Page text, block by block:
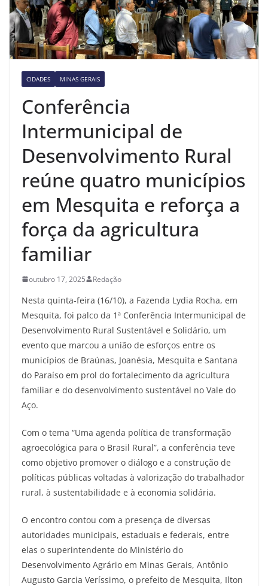
CIDADES MINAS GERAIS
Conferência
Intermunicipal de
Desenvolvimento Rural
reúne quatro municípios
em Mesquita e reforça a
força da agricultura
familiar
outubro 17, 2025 Redação
Nesta quinta-feira (16/10), a Fazenda Lydia Rocha, em
Mesquita, foi palco da 1ª Conferência Intermunicipal de
Desenvolvimento Rural Sustentável e Solidário, um
evento que marcou a união de esforços entre os
municípios de Braúnas, Joanésia, Mesquita e Santana
do Paraíso em prol do fortalecimento da agricultura
familiar e do desenvolvimento sustentável no Vale do
Aço.
Com o tema “Uma agenda política de transformação
agroecológica para o Brasil Rural”, a conferência teve
como objetivo promover o diálogo e a construção de
políticas públicas voltadas à valorização do trabalhador
rural, à sustentabilidade e à economia solidária.
O encontro contou com a presença de diversas
autoridades municipais, estaduais e federais, entre
elas o superintendente do Ministério do
Desenvolvimento Agrário em Minas Gerais, Antônio
Augusto Garcia Veríssimo, o prefeito de Mesquita, Ilton